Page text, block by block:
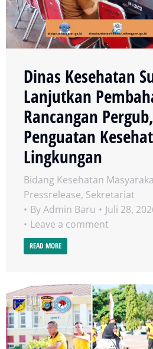
Dinas Kesehatan
Lanjutkan
Rancangan
Penguatan
Lingkungan
Bidang Kesehatan
Pressrelease, Sekretariat
ByAdmin Baru
Juli 28,
Leave a comment
READ MORE